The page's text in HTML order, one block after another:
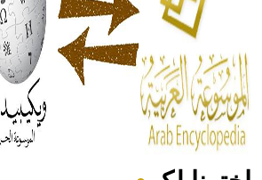
- هل تعلم أن المرجان إفراز حيواني يتكون
من مادة كربونات الكلسيوم، وهو أحمر أو
أجود أنواعه، ويمتاز بكبر الحجم ويسمى